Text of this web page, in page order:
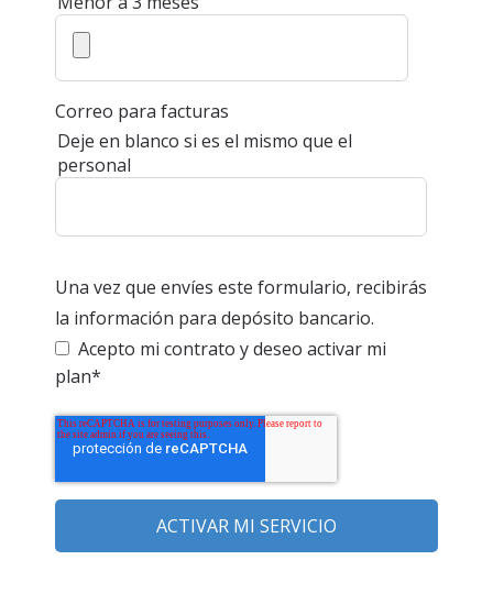
Correo para facturas
Deje en blanco si es el mismo que el
personal
Una vez que envíes este formulario, recibirás
la información para depósito bancario.
Acepto mi contrato y deseo activar mi
plan*